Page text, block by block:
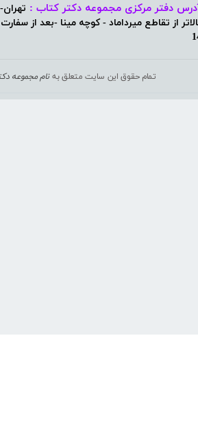
دفتر مرکزی مجموعه دکتر کتاب :
تمام حقوق این سایت متعلق بهنام مجموعه